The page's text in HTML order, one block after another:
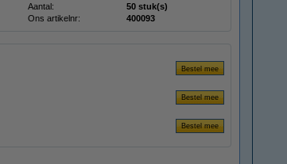
Aantal:
50 stuk(s)
Ons artikelnr: 400093